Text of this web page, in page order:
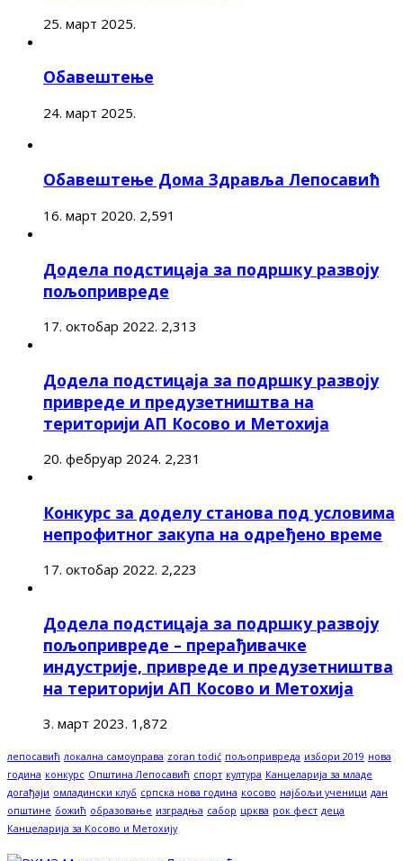
25. март 2025.
Обавештење
24. март 2025.
Обавештење Дома Здравља Лепосавић
16. март 2020. 2,591
Додела подстицаја за подршку развоју
пољопривреде
17. октобар 2022. 2,313
Додела подстицаја за подршку развоју
привреде и предузетништва на
територији АП Косово и Метохија
20. фебруар 2024. 2,231
Конкурс за доделу станова под условима
непрофитног закупа на одређено време
17. октобар 2022. 2,223
Додела подстицаја за подршку развоју
пољопривреде – прерађивачке
индустрије, привреде и предузетништва
на територији АП Косово и Метохија
3. март 2023. 1,872
лепосавић локална самоуправа zoran todić пољопривреда избори 2019 нова
година конкурс Општина Лепосавић спорт култура Канцеларија за младе
догађаји омладински клуб српска нова година косово најбољи ученици дан
општине божић образовање изградња сабор црква рок фест деца
Канцеларија за Косово и Метохију